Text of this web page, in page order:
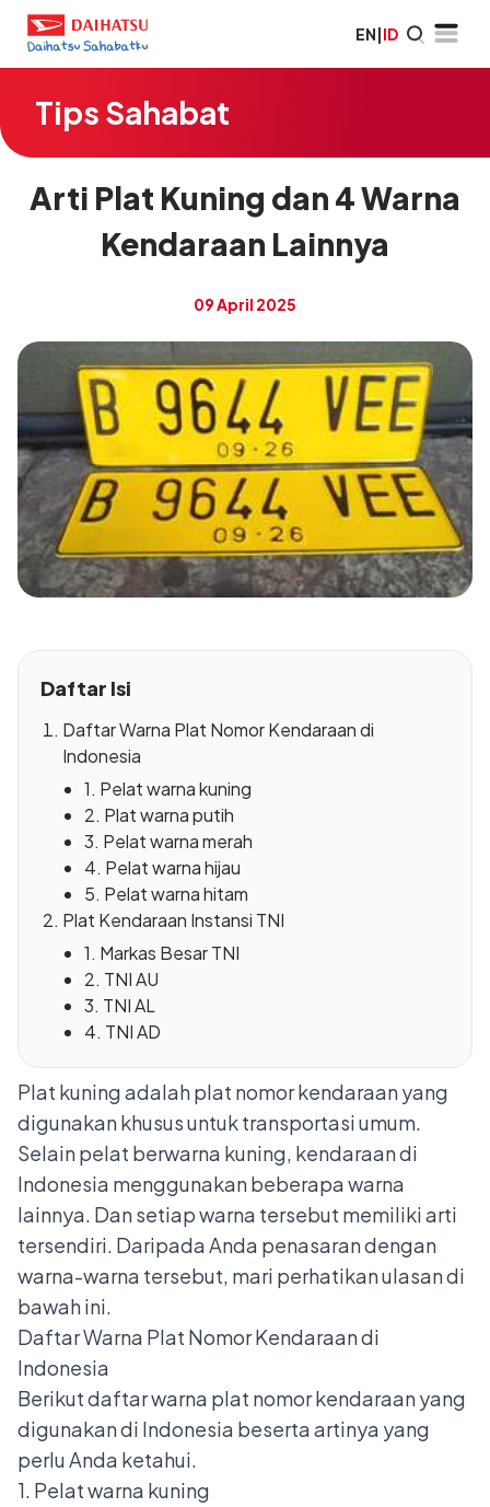
EN|ID
Tips Sahabat
Arti Plat Kuning dan 4 Warna
Kendaraan Lainnya
09 April 2025
Daftar Isi
Daftar Warna Plat Nomor Kendaraan di
Indonesia
1. Pelat warna kuning
2. Plat warna putih
3. Pelat warna merah
4. Pelat warna hijau
5. Pelat warna hitam
Plat Kendaraan Instansi TNI
1. Markas Besar TNI
2. TNI AU
3. TNI AL
4. TNI AD
Plat kuning adalah plat nomor kendaraan yang
digunakan khusus untuk transportasi umum.
Selain pelat berwarna kuning, kendaraan di
Indonesia menggunakan beberapa warna
lainnya. Dan setiap warna tersebut memiliki arti
tersendiri. Daripada Anda penasaran dengan
warna-warna tersebut, mari perhatikan ulasan di
bawah ini.
Daftar Warna Plat Nomor Kendaraan di
Indonesia
Berikut daftar warna plat nomor kendaraan yang
digunakan di Indonesia beserta artinya yang
perlu Anda ketahui.
1. Pelat warna kuning